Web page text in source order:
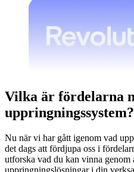
Vilka är fördelarna
uppringningssystem?
Nu när vi har gått igenom vad
det dags att fördjupa oss i
utforska vad du kan vinna genom